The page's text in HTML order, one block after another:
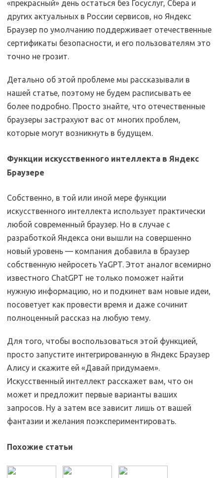
«прекрасный» день остаться без Госуслуг, Сбера и
других актуальных в России сервисов, но Яндекс
Браузер по умолчанию поддерживает отечественные
сертификаты безопасности, и его пользователям это
точно не грозит.
Детально об этой проблеме мы рассказывали в
нашей статье, поэтому не будем расписывать ее
более подробно. Просто знайте, что отечественные
браузеры застрахуют вас от многих проблем,
которые могут возникнуть в будущем.
Функции искусственного интеллекта в Яндекс
Браузере
Собственно, в той или иной мере функции
искусственного интеллекта использует практически
любой современный браузер. Но в случае с
разработкой Яндекса они вышли на совершенно
новый уровень — компания добавила в браузер
собственную нейросеть YaGPT. Этот аналог всемирно
известного ChatGPT не только поможет найти
нужную информацию, но и подкинет вам новые идеи,
посоветует как провести время и даже сочинит
полноценный рассказ на любую тему.
Для того, чтобы воспользоваться этой функцией,
просто запустите интегрированную в Яндекс Браузер
Алису и скажите ей «Давай придумаем».
Искусственный интеллект расскажет вам, что он
может и предложит первые варианты ваших
запросов. Ну а затем все зависит лишь от вашей
фантазии и желания поэкспериментировать.
Похожие статьи